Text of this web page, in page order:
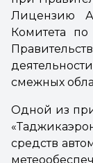
Лицензию
Комитета
смежных
Одной из
средств